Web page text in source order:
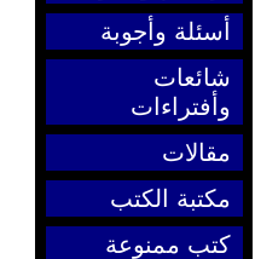
أسئلة وأجوبة
شائعات
وأفتراءات
مقالات
مكتبة الكتب
كتب ممنوعة